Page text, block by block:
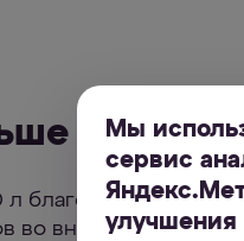
на 25%
л благодаря
во внешнем и
Мы
сервис
улучшения